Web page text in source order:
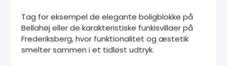
Tag for eksempel de elegante boligblokke på
Bellahøj eller de karakteristiske funkisvillaer på
Frederiksberg, hvor funktionalitet og æstetik
smelter sammen i et tidløst udtryk.